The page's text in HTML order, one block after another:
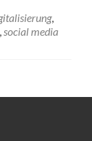
,
,social media